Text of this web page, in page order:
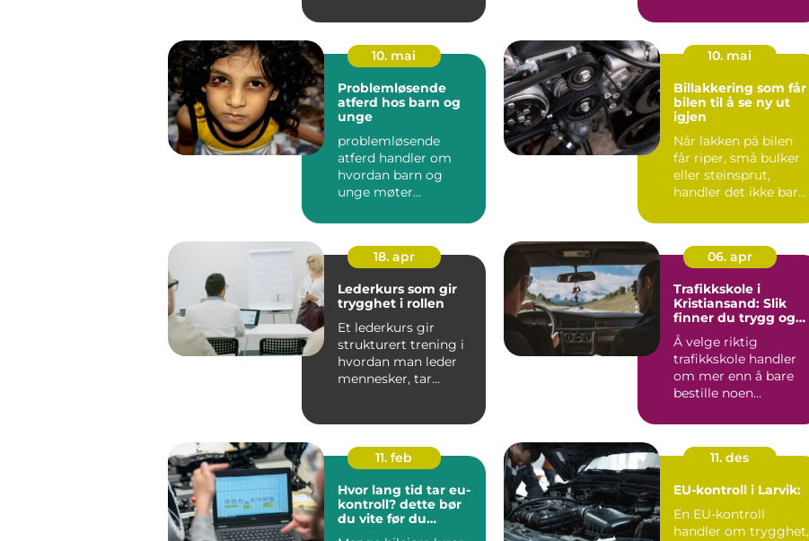
Drammen, m...
10. mai
Problemløsende
atferd hos barn og
unge
problemløsende
atferd handler om
hvordan barn og
unge møter
hverdagen. Det kan
være k...
10. mai
Billakkering som får
bilen til å se ny ut
igjen
Når lakken på bilen
får riper, små bulker
eller steinsprut,
handler det ikke bare
18. apr
Lederkurs som gir
trygghet i rollen
Et lederkurs gir
strukturert trening i
hvordan man leder
mennesker, tar
06. apr
Trafikkskole i
Kristiansand: Slik
finner du trygg og
effektiv opplæring
Å velge riktig
trafikkskole handler
om mer enn å bare
bestille noen
11. feb
Hvor lang tid tar eu-
kontroll? dette bør
du vite før du
11. des
EU-kontroll i Larvik:
En EU-kontroll
handler om trygghet,